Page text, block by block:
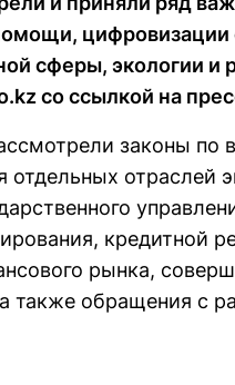
сферы, экологии и
со ссылкой на
законы по
отдельных отраслей
кредитной
рынка,
также обращения с